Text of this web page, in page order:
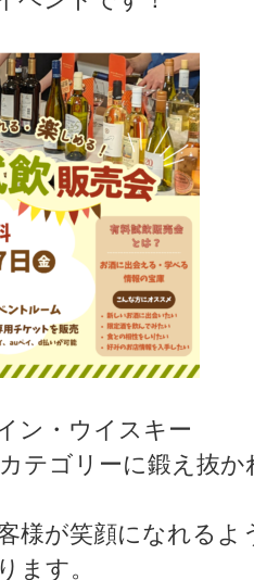
ン・ウイスキー
テゴリーに鍛え抜
様が笑顔になれるよ
ます。